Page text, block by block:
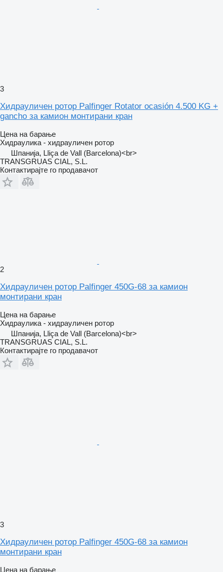
3
Хидрауличен ротор Palfinger Rotator ocasión 4.500 KG +
gancho за камион монтирани кран
Цена на барање
Хидраулика - хидрауличен ротор
Шпанија, Lliça de Vall (Barcelona)<br>
TRANSGRUAS CIAL, S.L.
Контактирајте го продавачот
2
Хидрауличен ротор Palfinger 450G-68 за камион
монтирани кран
Цена на барање
Хидраулика - хидрауличен ротор
Шпанија, Lliça de Vall (Barcelona)<br>
TRANSGRUAS CIAL, S.L.
Контактирајте го продавачот
3
Хидрауличен ротор Palfinger 450G-68 за камион
монтирани кран
Цена на барање